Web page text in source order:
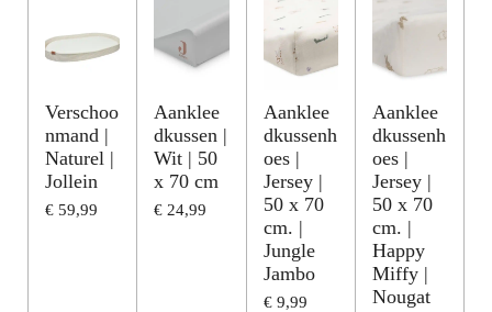
Verschoo
nmand |
Naturel |
Jollein
€ 59,99
Aanklee
dkussen |
Wit | 50
x 70 cm
€ 24,99
Aanklee
dkussenh
oes |
Jersey |
50 x 70
cm. |
Jungle
Jambo
€ 9,99
Aanklee
dkussenh
oes |
Jersey |
50 x 70
cm. |
Happy
Miffy |
Nougat